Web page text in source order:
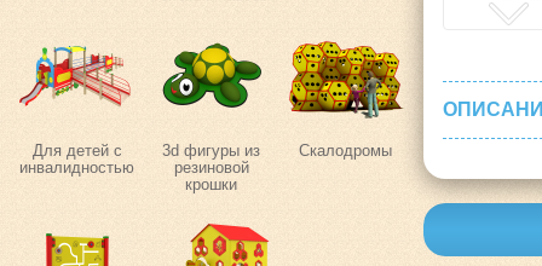
Для детей с
инвалидностью
3d фигуры из
резиновой
крошки
Скалодромы